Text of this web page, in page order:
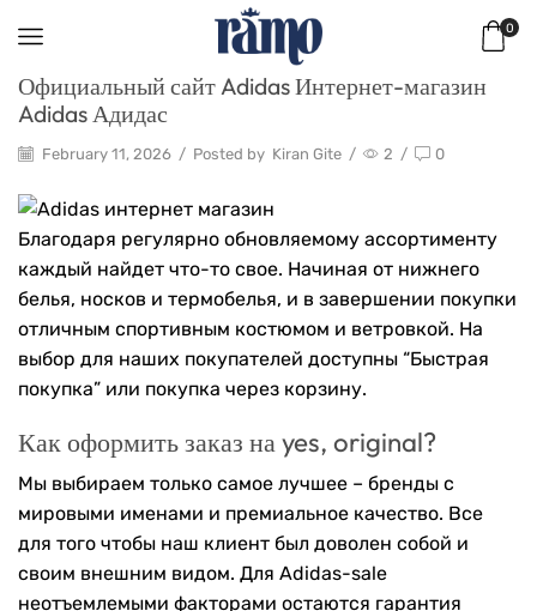
0
Официальный сайт Adidas Интернет-магазин
Adidas Адидас
February 11, 2026 / Posted by Kiran Gite / 2 / 0
Благодаря регулярно обновляемому ассортименту
каждый найдет что-то свое. Начиная от нижнего
белья, носков и термобелья, и в завершении покупки
отличным спортивным костюмом и ветровкой. На
выбор для наших покупателей доступны “Быстрая
покупка” или покупка через корзину.
Как оформить заказ на yes, original?
Мы выбираем только самое лучшее – бренды с
мировыми именами и премиальное качество. Все
для того чтобы наш клиент был доволен собой и
своим внешним видом. Для Adidas-sale
неотъемлемыми факторами остаются гарантия